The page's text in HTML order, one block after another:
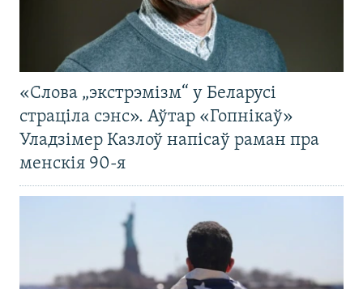
«Слова „экстрэмізм“ у Беларусі
страціла сэнс». Аўтар «Гопнікаў»
Уладзімер Казлоў напісаў раман пра
менскія 90-я